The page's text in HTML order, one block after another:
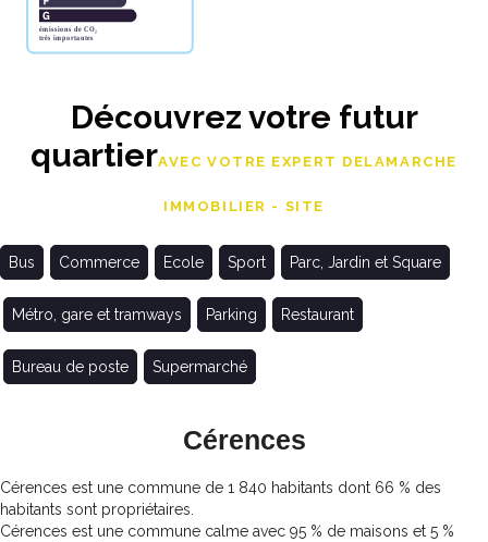
Découvrez votre futur
quartierAVEC VOTRE EXPERT DELAMARCHE
IMMOBILIER - SITE
Bus Commerce Ecole Sport Parc, Jardin et Square
Métro, gare et tramways Parking Restaurant
Bureau de poste Supermarché
Cérences
Cérences est une commune de 1 840 habitants dont 66 % des
habitants sont propriétaires.
Cérences est une commune calme avec 95 % de maisons et 5 %